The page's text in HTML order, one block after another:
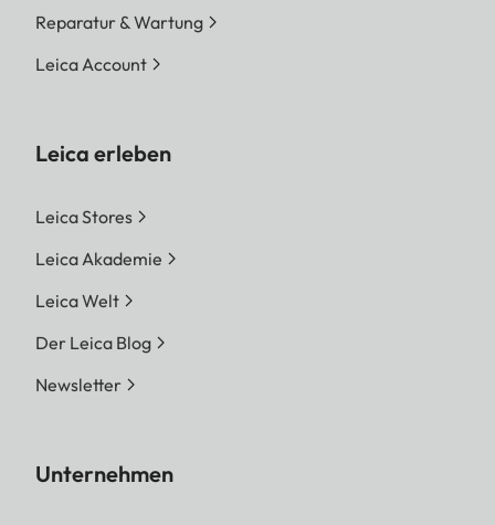
Reparatur & Wartung
Leica Account
Leica erleben
Leica Stores
Leica Akademie
Leica Welt
Der Leica Blog
Newsletter
Unternehmen